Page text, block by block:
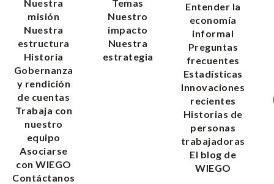
Nuestra
misión
Nuestra
estructura
Historia
Gobernanza
y rendición
de cuentas
Trabaja con
nuestro
equipo
Asociarse
con WIEGO
Contáctanos
Temas
Nuestro
impacto
Nuestra
estrategia
Entender la
economía
informal
Preguntas
frecuentes
Estadísticas
Innovaciones
recientes
Historias de
personas
trabajadoras
El blog de
WIEGO